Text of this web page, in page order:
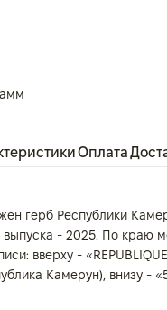
Оплата
герб Республики
выпуска - 2025. По краю
вверху -
Камерун), внизу -